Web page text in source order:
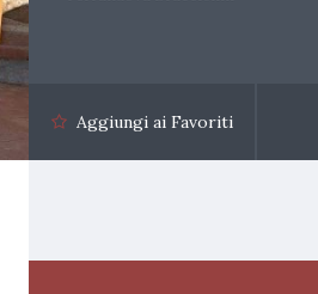
Aggiungi ai Favoriti